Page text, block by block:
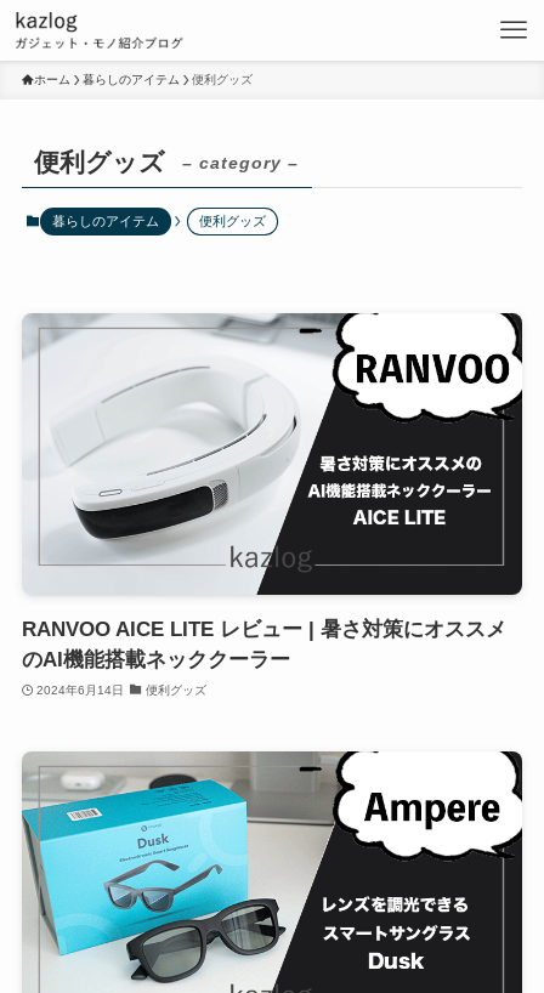
ホーム 暮らしのアイテム 便利グッズ
便利グッズ – category –
暮らしのアイテム 便利グッズ
RANVOO AICE LITE レビュー | 暑さ対策にオススメ
のAI機能搭載ネッククーラー
2024年6月14日 便利グッズ